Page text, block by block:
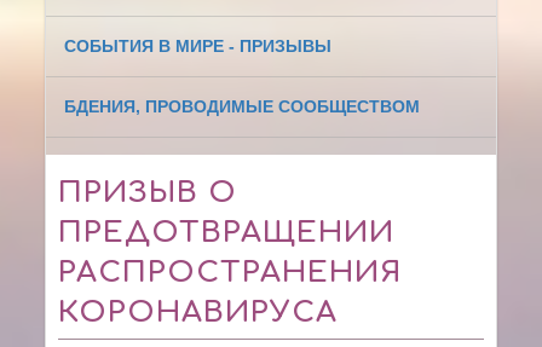
СОБЫТИЯ В МИРЕ - ПРИЗЫВЫ
БДЕНИЯ, ПРОВОДИМЫЕ СООБЩЕСТВОМ
ПРИЗЫВ О
ПРЕДОТВРАЩЕНИИ
РАСПРОСТРАНЕНИЯ
КОРОНАВИРУСА